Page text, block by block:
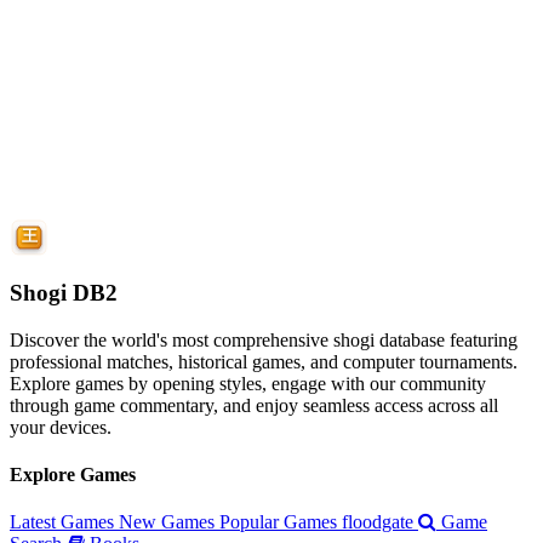
Shogi DB2
Discover the world's most comprehensive shogi database featuring
professional matches, historical games, and computer tournaments.
Explore games by opening styles, engage with our community
through game commentary, and enjoy seamless access across all
your devices.
Explore Games
Latest Games New Games Popular Games floodgate
Game